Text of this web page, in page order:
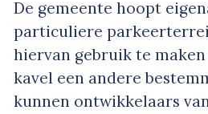
De gemeente hoopt
particuliere
hiervan gebruik te
kavel een andere
kunnen ontwikkelaars